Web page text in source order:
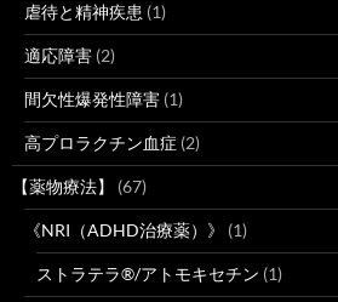
虐待と精神疾患 (1)
適応障害 (2)
間欠性爆発性障害 (1)
高プロラクチン血症 (2)
【薬物療法】 (67)
《NRI（ADHD治療薬）》 (1)
ストラテラ®/アトモキセチン (1)